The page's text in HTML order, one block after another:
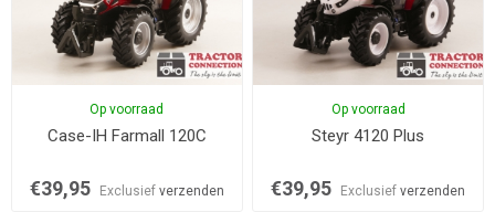
Op voorraad
Case-IH Farmall 120C
€39,95 Exclusief verzenden
Op voorraad
Steyr 4120 Plus
€39,95 Exclusiefverzenden